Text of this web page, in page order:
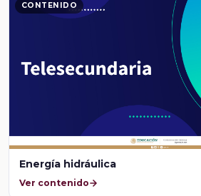
CONTENIDO
Energía hidráulica
Ver contenido